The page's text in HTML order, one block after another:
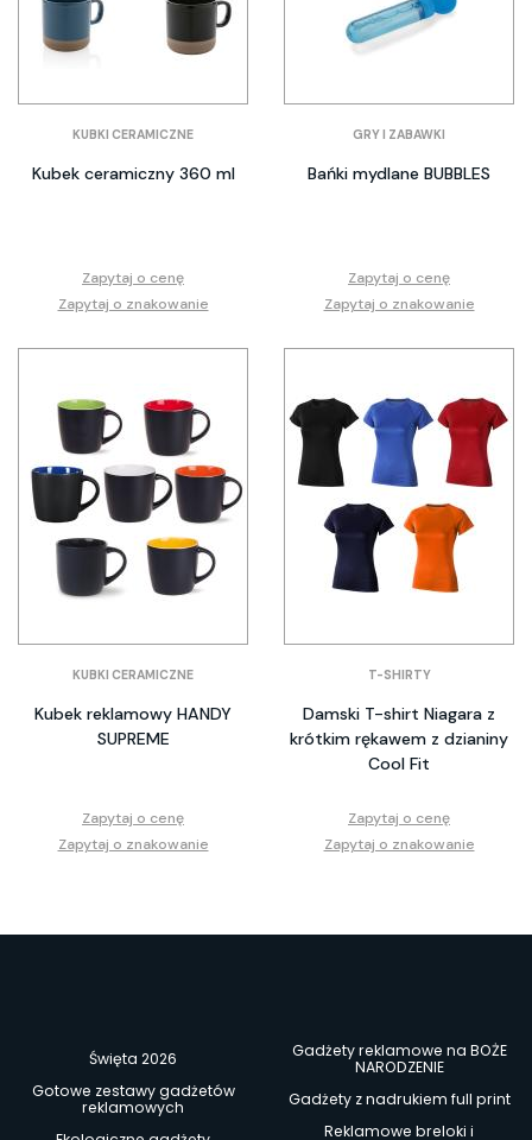
KUBKI CERAMICZNE
Kubek ceramiczny 360 ml
Zapytaj o cenę
Zapytaj o znakowanie
GRY I ZABAWKI
Bańki mydlane BUBBLES
Zapytaj o cenę
Zapytaj o znakowanie
KUBKI CERAMICZNE
Kubek reklamowy HANDY
SUPREME
Zapytaj o cenę
Zapytaj o znakowanie
T-SHIRTY
Damski T-shirt Niagara z
krótkim rękawem z dzianiny
Cool Fit
Zapytaj o cenę
Zapytaj o znakowanie
Święta 2026
Gadżety reklamowe na BOŻE
NARODZENIE
Gotowe zestawy gadżetów
reklamowych
Gadżety z nadrukiem full print
Reklamowe breloki i